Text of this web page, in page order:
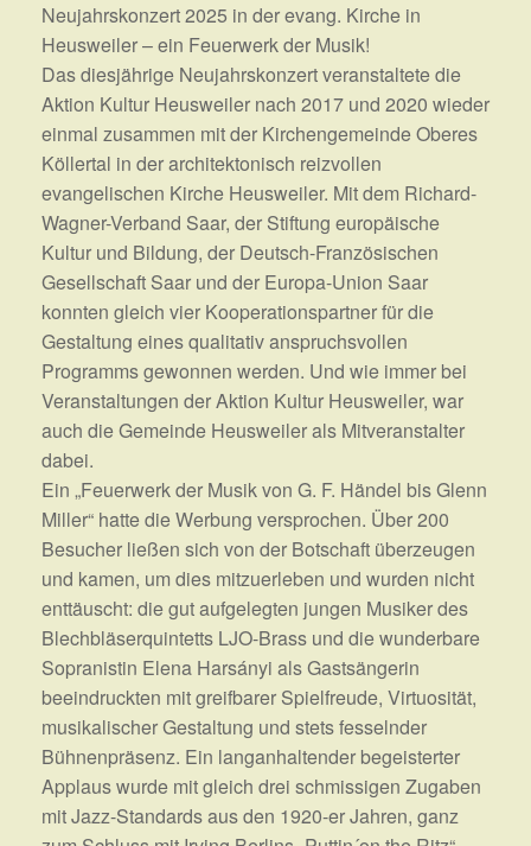
Neujahrskonzert 2025 in der evang. Kirche in
Heusweiler – ein Feuerwerk der Musik!
Das diesjährige Neujahrskonzert veranstaltete die
Aktion Kultur Heusweiler nach 2017 und 2020 wieder
einmal zusammen mit der Kirchengemeinde Oberes
Köllertal in der architektonisch reizvollen
evangelischen Kirche Heusweiler. Mit dem Richard-
Wagner-Verband Saar, der Stiftung europäische
Kultur und Bildung, der Deutsch-Französischen
Gesellschaft Saar und der Europa-Union Saar
konnten gleich vier Kooperationspartner für die
Gestaltung eines qualitativ anspruchsvollen
Programms gewonnen werden. Und wie immer bei
Veranstaltungen der Aktion Kultur Heusweiler, war
auch die Gemeinde Heusweiler als Mitveranstalter
dabei.
Ein „Feuerwerk der Musik von G. F. Händel bis Glenn
Miller“ hatte die Werbung versprochen. Über 200
Besucher ließen sich von der Botschaft überzeugen
und kamen, um dies mitzuerleben und wurden nicht
enttäuscht: die gut aufgelegten jungen Musiker des
Blechbläserquintetts LJO-Brass und die wunderbare
Sopranistin Elena Harsányi als Gastsängerin
beeindruckten mit greifbarer Spielfreude, Virtuosität,
musikalischer Gestaltung und stets fesselnder
Bühnenpräsenz. Ein langanhaltender begeisterter
Applaus wurde mit gleich drei schmissigen Zugaben
mit Jazz-Standards aus den 1920-er Jahren, ganz